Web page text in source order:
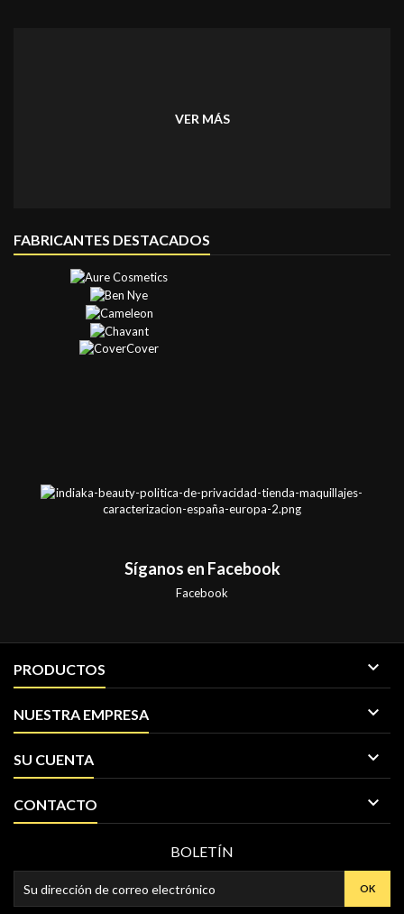
VER MÁS
FABRICANTES DESTACADOS
Síganos en Facebook
Facebook
PRODUCTOS 
NUESTRA EMPRESA 
SU CUENTA 
CONTACTO 
BOLETÍN